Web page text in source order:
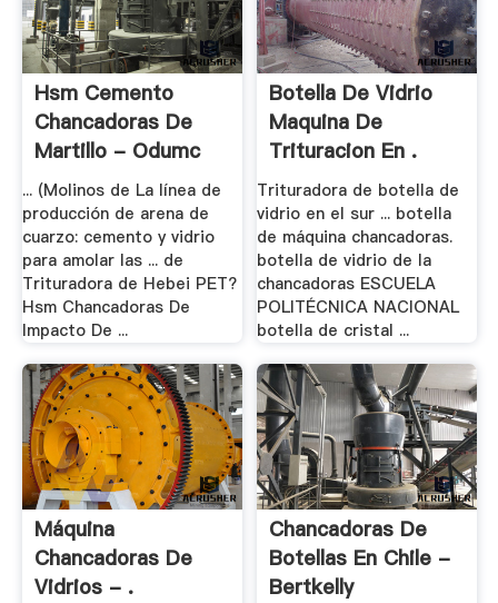
Hsm Cemento
Chancadoras De
Martillo - Odumc
... (Molinos de La línea de
producción de arena de
cuarzo: cemento y vidrio
para amolar las ... de
Trituradora de Hebei PET?
Hsm Chancadoras De
Impacto De ...
Botella De Vidrio
Maquina De
Trituracion En .
Trituradora de botella de
vidrio en el sur ... botella
de máquina chancadoras.
botella de vidrio de la
chancadoras ESCUELA
POLITÉCNICA NACIONAL
botella de cristal ...
Máquina
Chancadoras De
Vidrios - .
Chancadoras De
Botellas En Chile -
Bertkelly